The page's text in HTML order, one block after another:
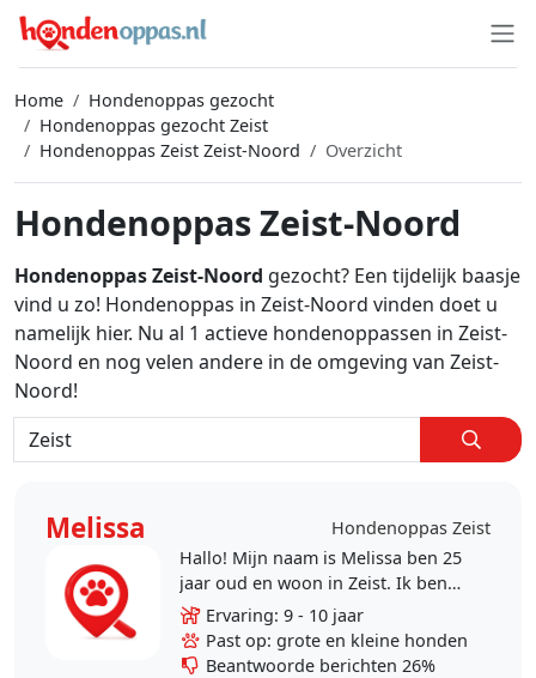
Home
Hondenoppas gezocht
Hondenoppas gezocht Zeist
Hondenoppas Zeist Zeist-Noord
Overzicht
Hondenoppas Zeist-Noord
Hondenoppas Zeist-Noord gezocht? Een tijdelijk baasje
vind u zo! Hondenoppas in Zeist-Noord vinden doet u
namelijk hier. Nu al 1 actieve hondenoppassen in Zeist-
Noord en nog velen andere in de omgeving van Zeist-
Noord!
Melissa
Hondenoppas Zeist
Hallo! Mijn naam is Melissa ben 25
jaar oud en woon in Zeist. Ik ben
afgestudeerd als paraveterinair en
heb hierbij ook een diploma van..
Ervaring: 9 - 10 jaar
Past op: grote en kleine honden
Beantwoorde berichten 26%